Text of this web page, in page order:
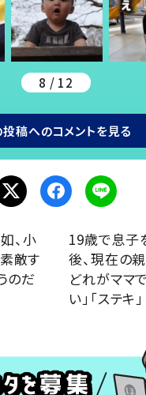
8 / 12
投稿へのコメントを見る
、小
敵す
のだ
19歳で息子
後、現在の
どれがママ
い」「ステキ」